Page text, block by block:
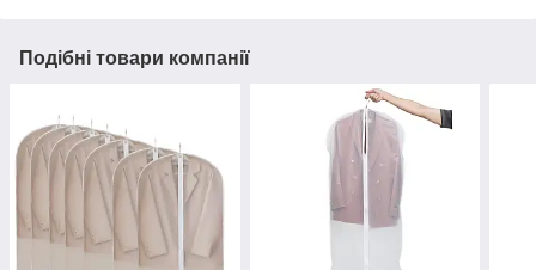
Подібні товари компанії